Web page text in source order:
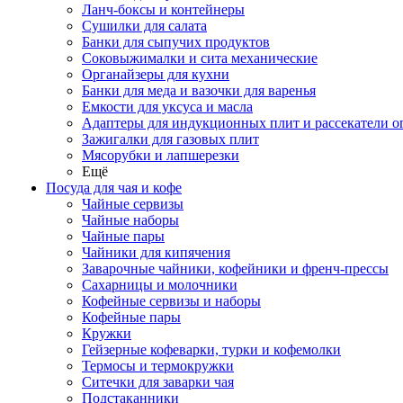
Ланч-боксы и контейнеры
Сушилки для салата
Банки для сыпучих продуктов
Соковыжималки и сита механические
Органайзеры для кухни
Банки для меда и вазочки для варенья
Емкости для уксуса и масла
Адаптеры для индукционных плит и рассекатели
Зажигалки для газовых плит
Мясорубки и лапшерезки
Ещё
Посуда для чая и кофе
Чайные сервизы
Чайные наборы
Чайные пары
Чайники для кипячения
Заварочные чайники, кофейники и френч-прессы
Сахарницы и молочники
Кофейные сервизы и наборы
Кофейные пары
Кружки
Гейзерные кофеварки, турки и кофемолки
Термосы и термокружки
Ситечки для заварки чая
Подстаканники